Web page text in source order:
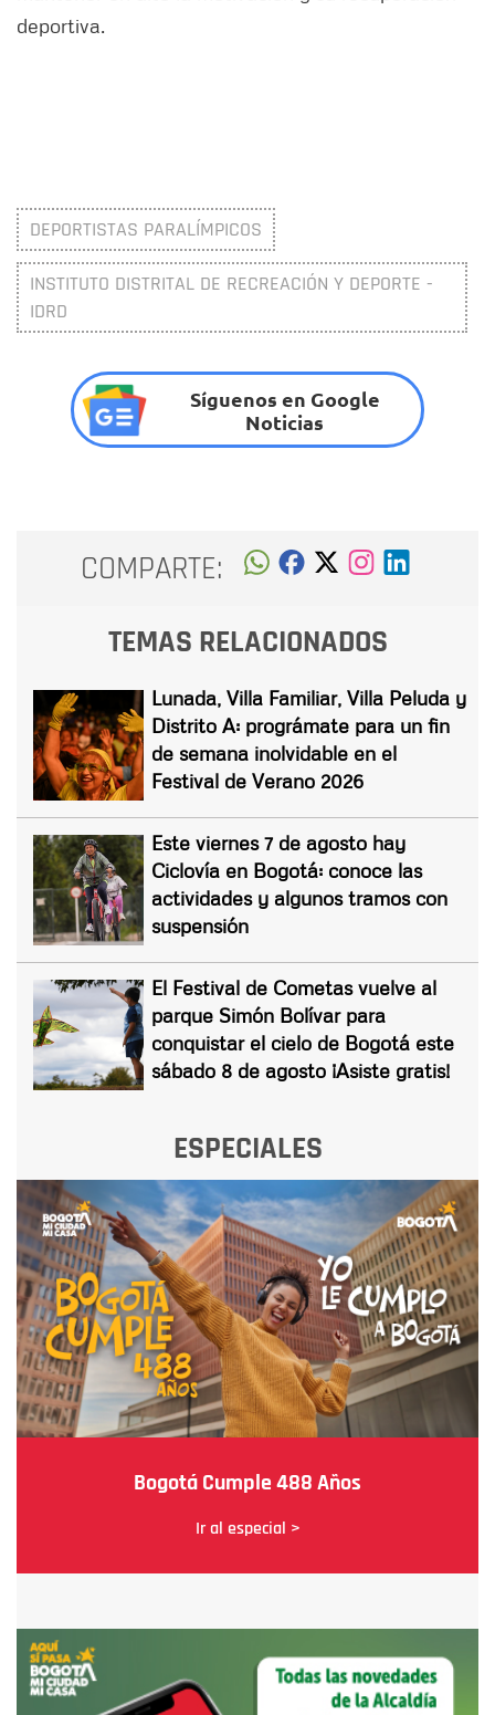
deportiva.
DEPORTISTAS PARALÍMPICOS
INSTITUTO DISTRITAL DE RECREACIÓN Y DEPORTE -
IDRD
Síguenos en Google
Noticias
COMPARTE:
TEMAS RELACIONADOS
Lunada, Villa Familiar, Villa Peluda y
Distrito A: prográmate para un fin
de semana inolvidable en el
Festival de Verano 2026
Este viernes 7 de agosto hay
Ciclovía en Bogotá: conoce las
actividades y algunos tramos con
suspensión
El Festival de Cometas vuelve al
parque Simón Bolívar para
conquistar el cielo de Bogotá este
sábado 8 de agosto ¡Asiste gratis!
ESPECIALES
Bogotá Cumple 488 Años
Ir al especial >